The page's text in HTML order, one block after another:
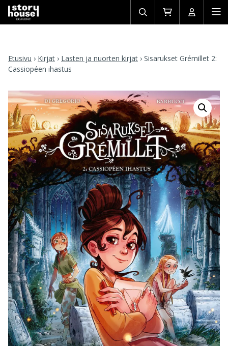
Avaa/sulje
haku
Siirry
ostoskoriin
Avaa/
Etusivu › Kirjat › Lasten ja nuorten kirjat › Sisarukset Grémillet 2:
Cassiopéen ihastus